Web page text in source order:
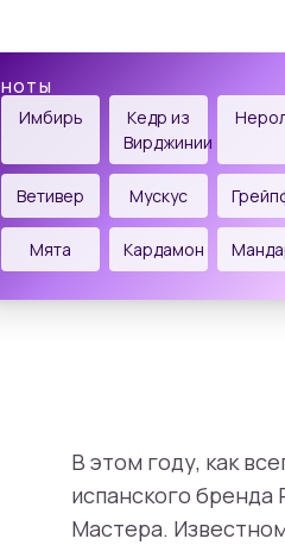
НОТЫ
Имбирь
Кедр из
Вирджинии
Ветивер Мускус
Мята Кардамон
В этом году, как
испанского
Мастера.